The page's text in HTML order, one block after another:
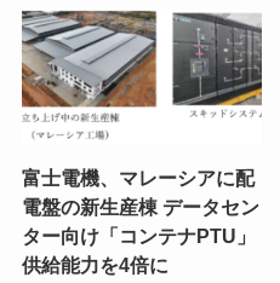
富士電機、マレーシアに配
電盤の新生産棟 データセン
ター向け「コンテナPTU」
供給能力を4倍に